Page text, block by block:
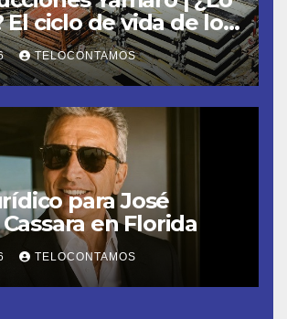
El ciclo de vida de los
de construcción
eficiencia en
modernos
TELOCONTAMOS
para José
en Florida
TELOCONTAMOS